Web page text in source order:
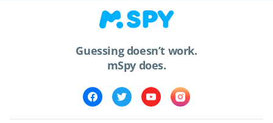
Guessing doesn’t work.
mSpy does.